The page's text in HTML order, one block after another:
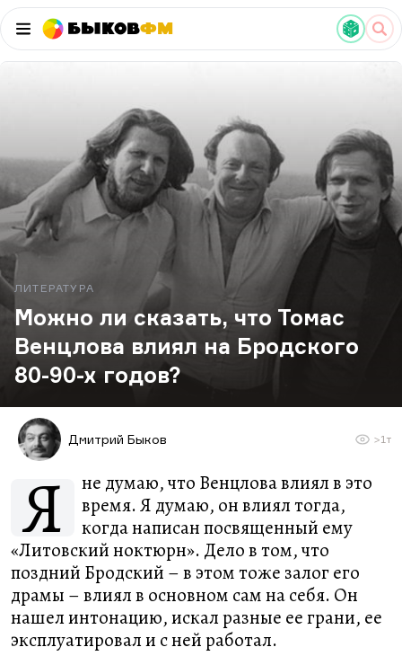
БыковФМ
ЛИТЕРАТУРА
Можно ли сказать, что Томас
Венцлова влиял на Бродского
80-90-х годов?
Дмитрий Быков >1т
Я
не думаю, что Венцлова влиял в это
время. Я думаю, он влиял тогда,
когда написан посвященный ему
«Литовский ноктюрн». Дело в том, что
поздний Бродский – в этом тоже залог его
драмы – влиял в основном сам на себя. Он
нашел интонацию, искал разные ее грани, ее
эксплуатировал и с ней работал.